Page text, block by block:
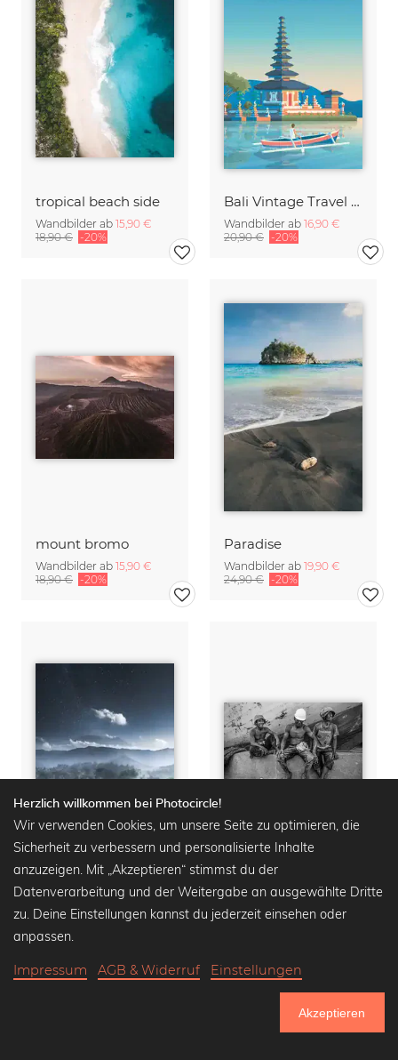
tropical beach side
Wandbilder ab 15,90 €
18,90 € -20%
Bali Vintage Travel Wandbild
Wandbilder ab 16,90 €
20,90 € -20%
mount bromo
Wandbilder ab 15,90 €
18,90 € -20%
Paradise
Wandbilder ab 19,90 €
24,90 € -20%
Mt Agung
Wandbilder ab 16,90 €
20,90 €
-20%
Travel Distance
Wandbilder ab 16,90 €
20,90 €
-20%
Herzlich willkommen bei Photocircle!
Wir verwenden Cookies, um unsere Seite zu optimieren, die
Sicherheit zu verbessern und personalisierte Inhalte
anzuzeigen. Mit „Akzeptieren“ stimmst du der
Datenverarbeitung und der Weitergabe an ausgewählte Dritte
zu. Deine Einstellungen kannst du jederzeit einsehen oder
anpassen.
Impressum AGB & Widerruf Einstellungen
Akzeptieren